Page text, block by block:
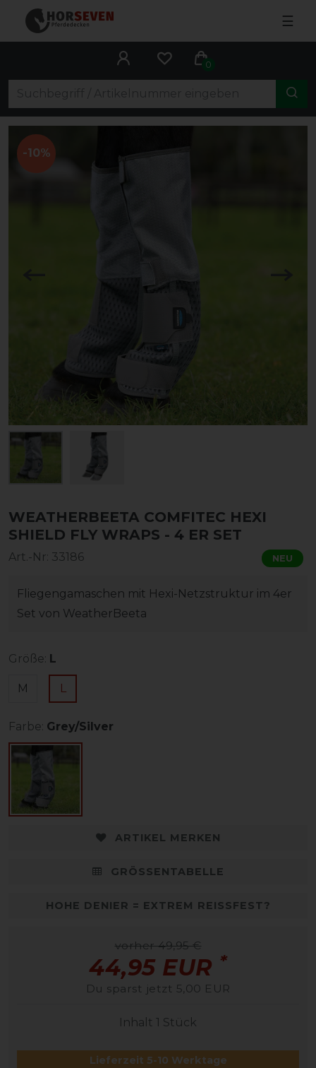
☰
0
-10%
WEATHERBEETA COMFITEC HEXI
SHIELD FLY WRAPS - 4 ER SET
Art.-Nr: 33186 NEU
Fliegengamaschen mit Hexi-Netzstruktur im 4er
Set von WeatherBeeta
Größe: L
M L
Farbe: Grey/Silver
ARTIKEL MERKEN
GRÖSSENTABELLE
HOHE DENIER = EXTREM REISSFEST?
vorher 49,95 €
44,95 EUR *
Du sparst jetzt 5,00 EUR
Inhalt 1 Stück
Lieferzeit 5-10 Werktage